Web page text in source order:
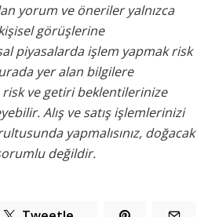
yorum ve öneriler yalnızca
görüşlerine
piyasalarda işlem yapmak risk
yer alan bilgilere
risk ve getiri beklentilerinize
Alış ve satış işlemlerinizi
yapmalısınız, doğacak
değildir.